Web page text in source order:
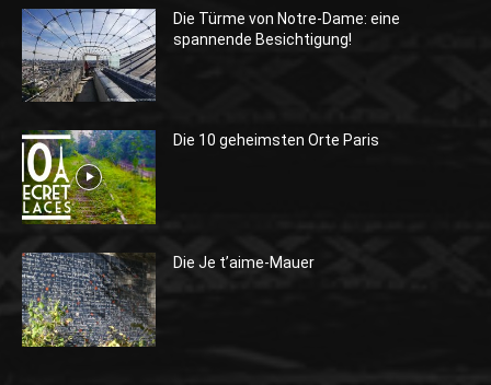
Die Türme von Notre-Dame: eine
spannende Besichtigung!
Die 10 geheimsten Orte Paris
Die Je t’aime-Mauer